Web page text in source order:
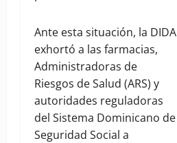
Ante esta situación, la DIDA
exhortó a las farmacias,
Administradoras de
Riesgos de Salud (ARS) y
autoridades reguladoras
del Sistema Dominicano de
Seguridad Social a